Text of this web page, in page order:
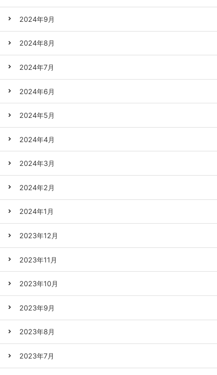
2024年9月
2024年8月
2024年7月
2024年6月
2024年5月
2024年4月
2024年3月
2024年2月
2024年1月
2023年12月
2023年11月
2023年10月
2023年9月
2023年8月
2023年7月